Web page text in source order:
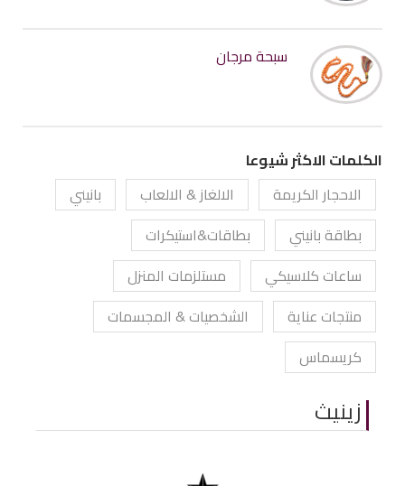
سبحة مرجان
الكلمات الاكثر شيوعا
الاحجار الكريمة
الالغاز & الالعاب
بانيني
بطاقة بانيني
بطاقات&استيكرات
ساعات كلاسيكي
مستلزمات المنزل
منتجات عناية
الشخصيات & المجسمات
كريسماس
زينيث